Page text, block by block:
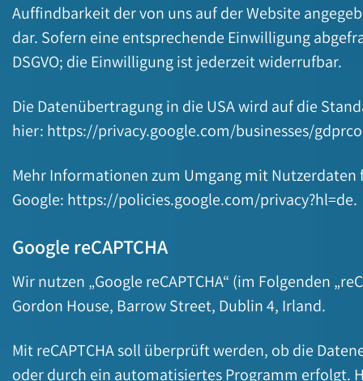
Auffindbarkeit der von uns auf der Website
dar. Sofern eine entsprechende Einwilligung
DSGVO; die Einwilligung ist jederzeit widerrufbar.
Die Datenübertragung in die USA wird auf die
hier: https://privacy.google.com/businesses/
Mehr Informationen zum Umgang mit
Google: https://policies.google.com/privacy?hl=de.
Google reCAPTCHA
Wir nutzen „Google reCAPTCHA“ (im Folgenden
Gordon House, Barrow Street, Dublin 4, Irland.
Mit reCAPTCHA soll überprüft werden, ob die
oder durch ein automatisiertes Programm erfolgt.